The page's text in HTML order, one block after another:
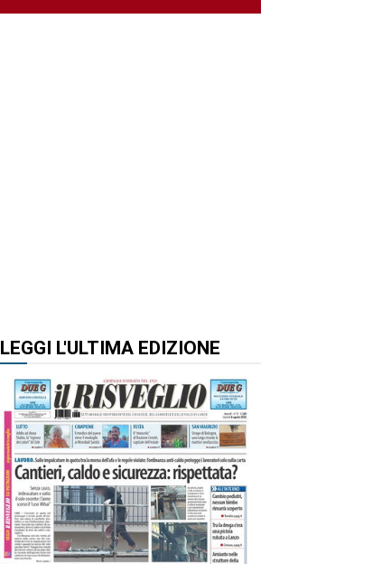
LEGGI L'ULTIMA EDIZIONE